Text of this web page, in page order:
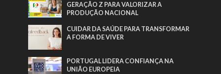
GERAÇÃO Z PARA VALORIZAR A
PRODUÇÃO NACIONAL
CUIDAR DA SAÚDE PARA TRANSFORMAR
A FORMA DE VIVER
PORTUGAL LIDERA CONFIANÇA NA
UNIÃO EUROPEIA